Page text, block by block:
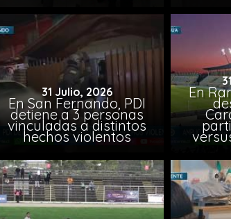
31 Julio, 2026
En San Fernando, PDI
detiene a 3 personas
vinculadas a distintos
hechos violentos
En